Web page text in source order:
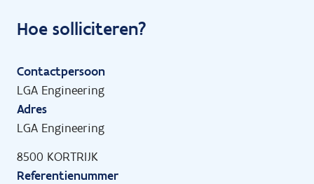
Hoe solliciteren?
Contactpersoon
LGA Engineering
Adres
LGA Engineering
8500 KORTRIJK
Referentienummer